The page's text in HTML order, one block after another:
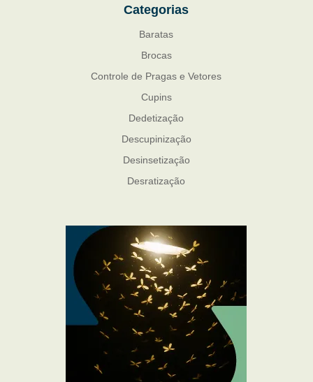
Categorias
Baratas
Brocas
Controle de Pragas e Vetores
Cupins
Dedetização
Descupinização
Desinsetização
Desratização
Mosquito Mist
Mosquitos
Percevejo de Cama
Pulgas e Carrapatos
Ratos
Sanitização
Traças